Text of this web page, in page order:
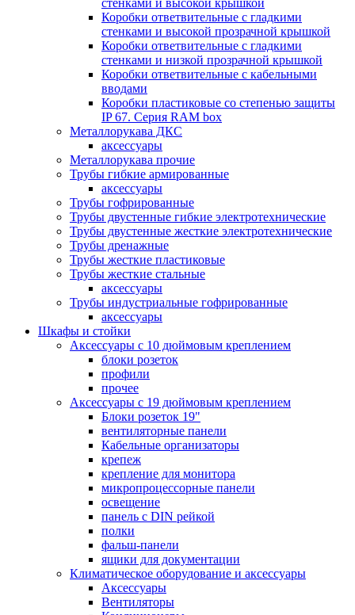
Коробки ответвительные с гладкими
стенками и высокой прозрачной крышкой
Коробки ответвительные с гладкими
стенками и низкой прозрачной крышкой
Коробки ответвительные с кабельными
вводами
Коробки пластиковые со степенью защиты
IP 67. Серия RAM box
Металлорукава ДКС
аксессуары
Металлорукава прочие
Трубы гибкие армированные
аксессуары
Трубы гофрированные
Трубы двустенные гибкие электротехнические
Трубы двустенные жесткие электротехнические
Трубы дренажные
Трубы жесткие пластиковые
Трубы жесткие стальные
аксессуары
Трубы индустриальные гофрированные
аксессуары
Шкафы и стойки
Аксессуары с 10 дюймовым креплением
блоки розеток
профили
прочее
Аксессуары с 19 дюймовым креплением
Блоки розеток 19"
вентиляторные панели
Кабельные организаторы
крепеж
крепление для монитора
микропроцессорные панели
освещение
панель с DIN рейкой
полки
фальш-панели
ящики для документации
Климатическое оборудование и аксессуары
Аксессуары
Вентиляторы